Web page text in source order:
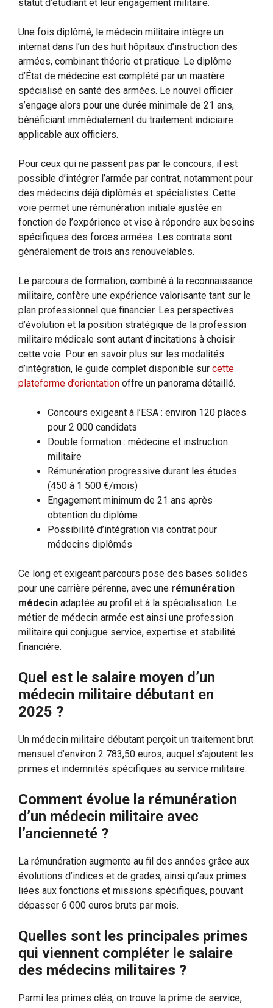
statut d’étudiant et leur engagement militaire.
Une fois diplômé, le médecin militaire intègre un
internat dans l’un des huit hôpitaux d’instruction des
armées, combinant théorie et pratique. Le diplôme
d’État de médecine est complété par un mastère
spécialisé en santé des armées. Le nouvel officier
s’engage alors pour une durée minimale de 21 ans,
bénéficiant immédiatement du traitement indiciaire
applicable aux officiers.
Pour ceux qui ne passent pas par le concours, il est
possible d’intégrer l’armée par contrat, notamment pour
des médecins déjà diplômés et spécialistes. Cette
voie permet une rémunération initiale ajustée en
fonction de l’expérience et vise à répondre aux besoins
spécifiques des forces armées. Les contrats sont
généralement de trois ans renouvelables.
Le parcours de formation, combiné à la reconnaissance
militaire, confère une expérience valorisante tant sur le
plan professionnel que financier. Les perspectives
d’évolution et la position stratégique de la profession
militaire médicale sont autant d’incitations à choisir
cette voie. Pour en savoir plus sur les modalités
d’intégration, le guide complet disponible sur cette
plateforme d’orientation offre un panorama détaillé.
Concours exigeant à l’ESA : environ 120 places
pour 2 000 candidats
Double formation : médecine et instruction
militaire
Rémunération progressive durant les études
(450 à 1 500 €/mois)
Engagement minimum de 21 ans après
obtention du diplôme
Possibilité d’intégration via contrat pour
médecins diplômés
Ce long et exigeant parcours pose des bases solides
pour une carrière pérenne, avec une rémunération
médecin adaptée au profil et à la spécialisation. Le
métier de médecin armée est ainsi une profession
militaire qui conjugue service, expertise et stabilité
financière.
Quel est le salaire moyen d’un
médecin militaire débutant en
2025 ?
Un médecin militaire débutant perçoit un traitement brut
mensuel d’environ 2 783,50 euros, auquel s’ajoutent les
primes et indemnités spécifiques au service militaire.
Comment évolue la rémunération
d’un médecin militaire avec
l’ancienneté ?
La rémunération augmente au fil des années grâce aux
évolutions d’indices et de grades, ainsi qu’aux primes
liées aux fonctions et missions spécifiques, pouvant
dépasser 6 000 euros bruts par mois.
Quelles sont les principales primes
qui viennent compléter le salaire
des médecins militaires ?
Parmi les primes clés, on trouve la prime de service,